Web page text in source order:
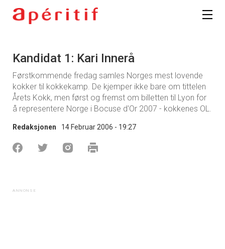
Kandidat 1: Kari Innerå
Førstkommende fredag samles Norges mest lovende
kokker til kokkekamp. De kjemper ikke bare om tittelen
Årets Kokk, men først og fremst om billetten til Lyon for
å representere Norge i Bocuse d'Or 2007 - kokkenes OL.
Redaksjonen 14 Februar 2006 - 19:27